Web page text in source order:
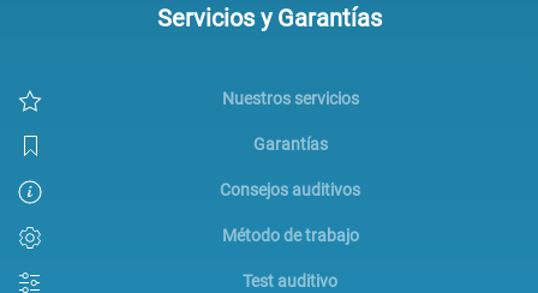
Servicios y Garantías
Nuestros servicios
Garantías
Consejos auditivos
Método de trabajo
Test auditivo